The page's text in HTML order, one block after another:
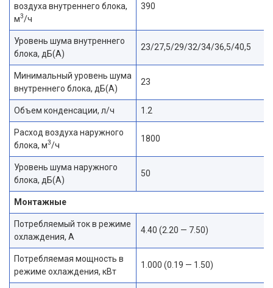
воздуха внутреннего блока,
м3/ч
390
Уровень шума внутреннего
блока, дБ(А)
23/27,5/29/32/34/36,5/40,5
Минимальный уровень шума
внутреннего блока, дБ(А)
23
Объем конденсации, л/ч 1.2
Расход воздуха наружного
блока, м3/ч
1800
Уровень шума наружного
блока, дБ(А)
50
Монтажные
Потребляемый ток в режиме
охлаждения, А
4.40 (2.20 — 7.50)
Потребляемая мощность в
режиме охлаждения, кВт
1.000 (0.19 — 1.50)